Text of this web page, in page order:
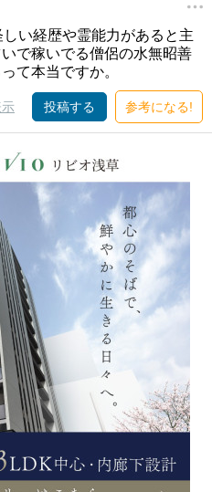
い経歴や霊能力があると主
で稼いでる僧侶の水無昭善
て本当ですか。
投稿する 参考になる!